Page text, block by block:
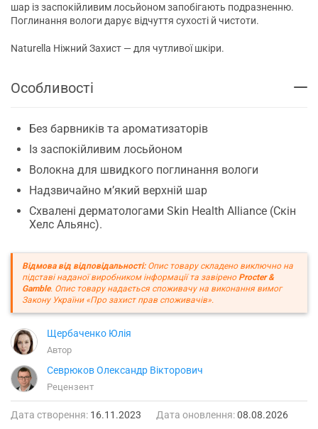
шар із заспокійливим лосьйоном запобігають подразненню.
Поглинання вологи дарує відчуття сухості й чистоти.
Naturella Ніжний Захист — для чутливої шкіри.
Особливості
Без барвників та ароматизаторів
Із заспокійливим лосьйоном
Волокна для швидкого поглинання вологи
Надзвичайно м’який верхній шар
Схвалені дерматологами Skin Health Alliance (Скін
Хелс Альянс).
Відмова від відповідальності:Опис товару складено виключно на
підставі наданої виробником інформації та завірено Procter &
Gamble. Опис товару надається споживачу на виконання вимог
Закону України «Про захист прав споживачів».
Щербаченко Юлія
Автор
Севрюков Олександр Вікторович
Рецензент
Дата створення: 16.11.2023 Дата оновлення:08.08.2026